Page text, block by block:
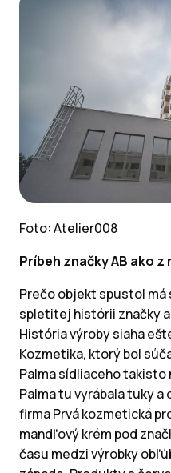
Foto: Atelier008
Príbeh značky AB ako z
Prečo objekt spustol má
spletitej histórii značky
História výroby siaha
Kozmetika, ktorý bol
Palma sídliaceho takisto
Palma tu vyrábala tuky a
firma Prvá kozmetická
mandľový krém pod
času medzi výrobky